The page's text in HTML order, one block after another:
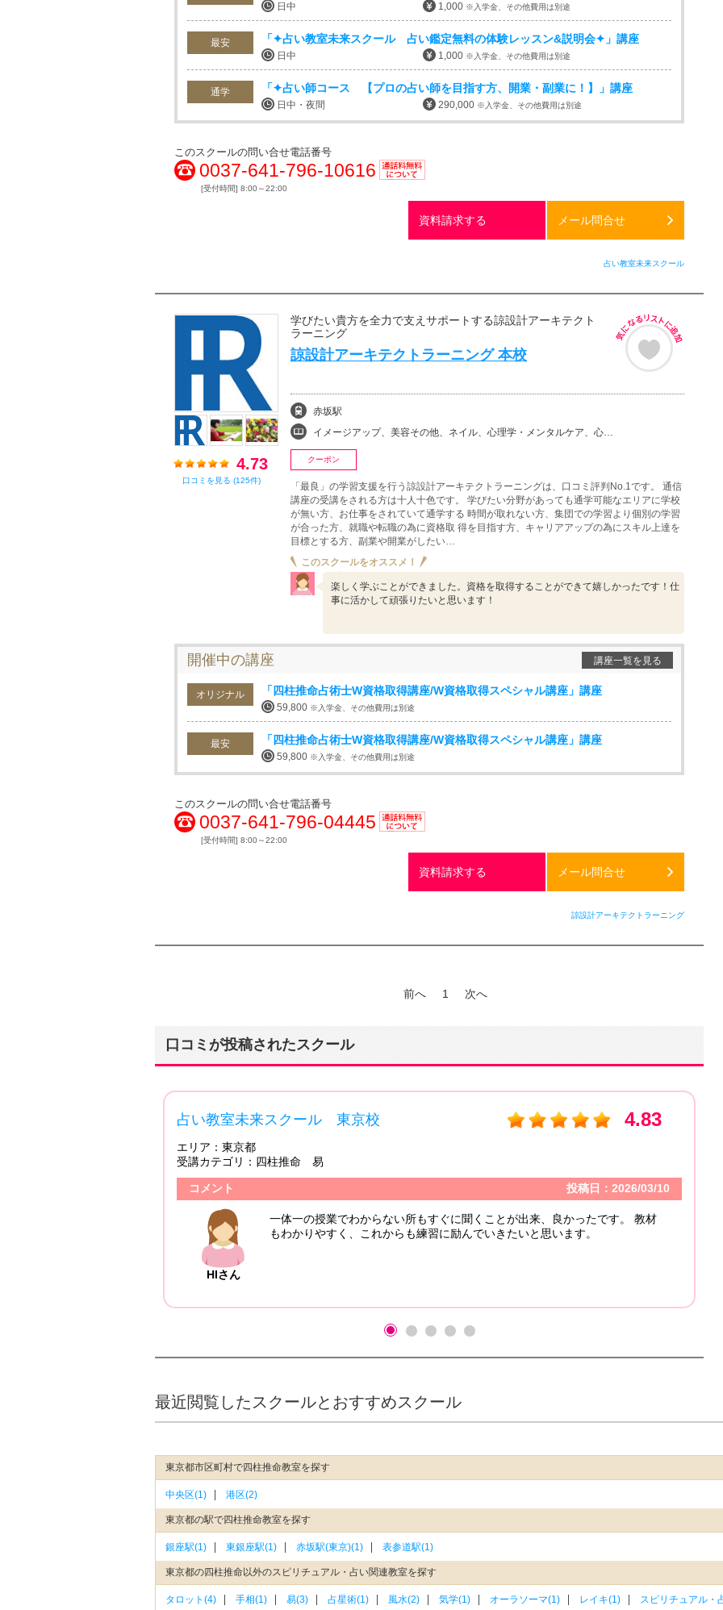
日中 1,000 ※入学金、その他費用は別途
最安 「✦占い教室未来スクール 占い鑑定無料の体験レッスン&説明会✦」講座
日中 1,000 ※入学金、その他費用は別途
通学 「✦占い師コース 【プロの占い師を目指す方、開業・副業に！】」講座
日中・夜間 290,000 ※入学金、その他費用は別途
このスクールの問い合せ電話番号
0037-641-796-10616
無料
[受付時間] 8:00～22:00
資料請求する メール問合せ
占い教室未来スクール
4.73
口コミを見る (125件)
学びたい貴方を全力で支えサポートする諒設計アーキテクト
ラーニング
諒設計アーキテクトラーニング 本校
赤坂駅
イメージアップ、美容その他、ネイル、心理学・メンタルケア、心理カウンセラー、心理・セラピーその他、アロマ、ヒーリング、リ…
クーポン
「最良」の学習支援を行う諒設計アーキテクトラーニングは、口コミ評判No.1です。 通信
講座の受講をされる方は十人十色です。 学びたい分野があっても通学可能なエリアに学校
が無い方、お仕事をされていて通学する 時間が取れない方、集団での学習より個別の学習
が合った方、就職や転職の為に資格取 得を目指す方、キャリアアップの為にスキル上達を
目標とする方、副業や開業がしたい…
このスクールをオススメ！
楽しく学ぶことができました。資格を取得することができて嬉しかったです！仕
事に活かして頑張りたいと思います！
開催中の講座 講座一覧を見る
オリジナル 「四柱推命占術士W資格取得講座/W資格取得スペシャル講座」講座
59,800 ※入学金、その他費用は別途
最安 「四柱推命占術士W資格取得講座/W資格取得スペシャル講座」講座
59,800 ※入学金、その他費用は別途
このスクールの問い合せ電話番号
0037-641-796-04445
無料
[受付時間] 8:00～22:00
資料請求する メール問合せ
諒設計アーキテクトラーニング
前へ 1 次へ
口コミが投稿されたスクール
占い教室未来スクール 東京校 4.83
東京都
受講カテゴリ：四柱推命 易
投稿日：2026/03/10
一体一の授業でわからない所もすぐに聞くことが出来、良かったです。 教材
もわかりやすく、これからも練習に励んでいきたいと思います。
占い教室
コメント
最近閲覧したスクールとおすすめスクール
東京都市区町村で四柱推命教室を探す
中央区(1) 港区(2)
東京都の駅で四柱推命教室を探す
銀座駅(1) 東銀座駅(1) 赤坂駅(東京)(1) 表参道駅(1)
東京都の四柱推命以外のスピリチュアル・占い関連教室を探す
タロット(4) 手相(1) 易(3) 占星術(1) 風水(2) 気学(1) オーラソーマ(1) レイキ(1) スピリチュアル・